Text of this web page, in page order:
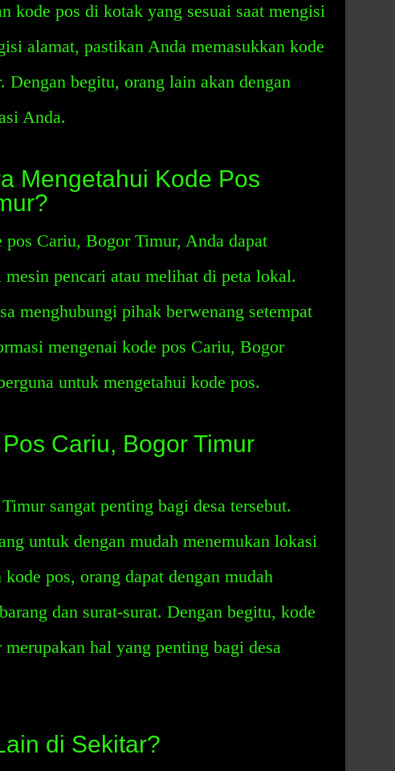
kode pos di kotak yang sesuai saat mengisi
alamat, pastikan Anda memasukkan kode
begitu, orang lain akan dengan
Anda.
Mengetahui Kode Pos
Cariu, Bogor Timur, Anda dapat
pencari atau melihat di peta lokal.
menghubungi pihak berwenang setempat
mengenai kode pos Cariu, Bogor
untuk mengetahui kode pos.
Cariu, Bogor Timur
sangat penting bagi desa tersebut.
untuk dengan mudah menemukan lokasi
pos, orang dapat dengan mudah
dan surat-surat. Dengan begitu, kode
hal yang penting bagi desa
di Sekitar?